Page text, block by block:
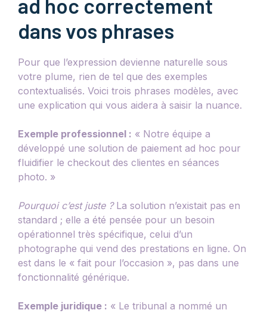
ad hoc correctement
dans vos phrases
Pour que l’expression devienne naturelle sous
votre plume, rien de tel que des exemples
contextualisés. Voici trois phrases modèles, avec
une explication qui vous aidera à saisir la nuance.
Exemple professionnel : « Notre équipe a
développé une solution de paiement ad hoc pour
fluidifier le checkout des clientes en séances
photo. »
Pourquoi c’est juste ?La solution n’existait pas en
standard ; elle a été pensée pour un besoin
opérationnel très spécifique, celui d’un
photographe qui vend des prestations en ligne. On
est dans le « fait pour l’occasion », pas dans une
fonctionnalité générique.
Exemple juridique : « Le tribunal a nommé un